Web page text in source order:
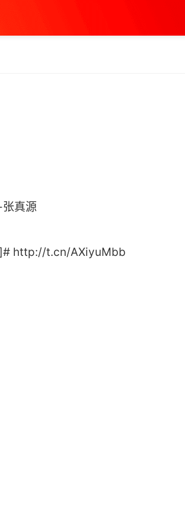
真源
http://t.cn/AXiyuMbb